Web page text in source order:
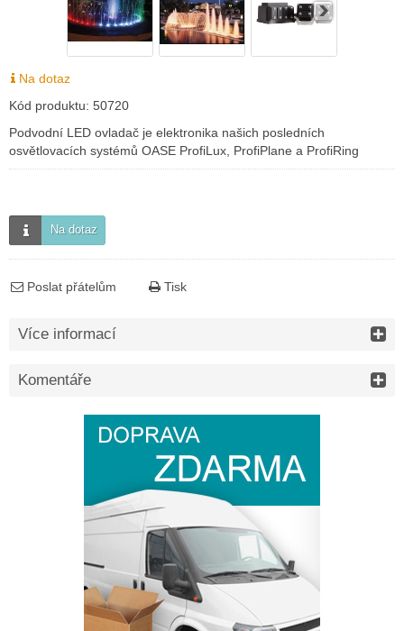
Na dotaz
Kód produktu: 50720
Podvodní LED ovladač je elektronika našich posledních
osvětlovacích systémů OASE ProfiLux, ProfiPlane a ProfiRing
Na dotaz
Poslat přátelům Tisk
Více informací
Komentáře